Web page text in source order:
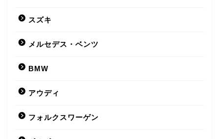
スズキ
メルセデス・ベンツ
BMW
アウディ
フォルクスワーゲン